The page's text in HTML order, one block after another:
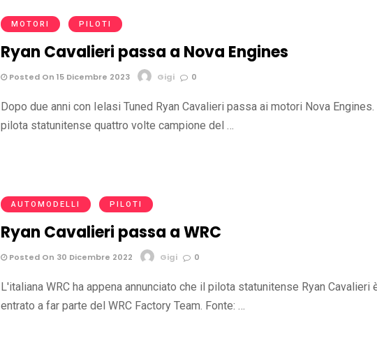
MOTORI PILOTI
Ryan Cavalieri passa a Nova Engines
Posted On 15 Dicembre 2023 Gigi 0
Dopo due anni con Ielasi Tuned Ryan Cavalieri passa ai motori Nova
pilota statunitense quattro volte campione del …
AUTOMODELLI PILOTI
Ryan Cavalieri passa a WRC
Posted On 30 Dicembre 2022 Gigi 0
L'italiana WRC ha appena annunciato che il pilota statunitense Ryan Cavalieri
entrato a far parte del WRC Factory Team. Fonte: …